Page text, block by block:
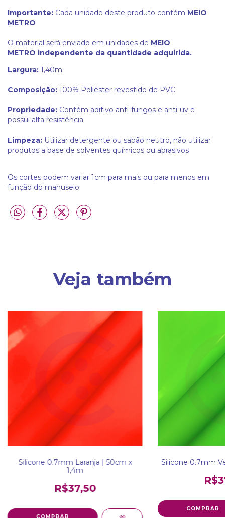
Importante: Cada unidade deste produto contém MEIO
METRO
O material será enviado em unidades de MEIO
METRO independente da quantidade adquirida.
Largura: 1,40m
Composição: 100% Poliéster revestido de PVC
Propriedade: Contém aditivo anti-fungos e anti-uv e
possui alta resistência
Limpeza: Utilizar detergente ou sabão neutro, não utilizar
produtos a base de solventes químicos ou abrasivos
Os cortes podem variar 1cm para mais ou para menos em
função do manuseio.
Veja também
Silicone 0.7mm Laranja | 50cm x
1,4m
R$37,50
Silicone 0.7mm